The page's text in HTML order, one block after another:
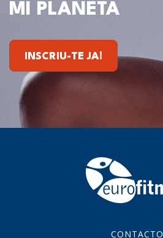
MI PLANETA
INSCRIU-TE JA!
CONTACTO